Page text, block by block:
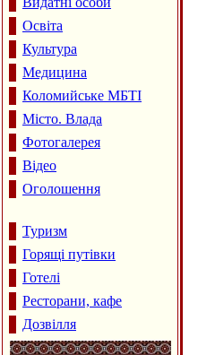
Освіта
Культура
Медицина
Коломийське МБТІ
Місто. Влада
Фотогалерея
Відео
Оголошення
Туризм
Горящі путівки
Готелі
Ресторани, кафе
Дозвілля